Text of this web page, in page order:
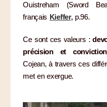
Ouistreham (Sword
français Kieffer, p.96.
Ce sont ces valeurs :
précision
et conviction
Cojean, à travers ces
met en exergue.